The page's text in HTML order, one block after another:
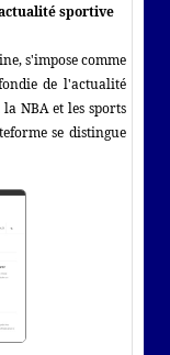
sportive
s'impose comme
de l'actualité
NBA et les sports
se distingue